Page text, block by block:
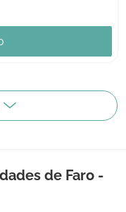
de Faro -